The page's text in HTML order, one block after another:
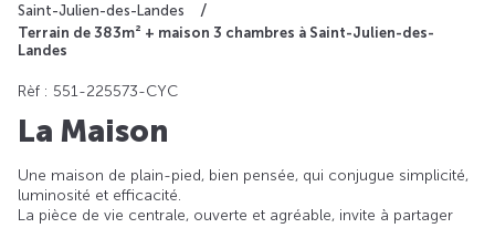
Saint-Julien-des-Landes
Terrain de 383m² + maison 3 chambres à Saint-Julien-des-
Landes
Rèf : 551-225573-CYC
La Maison
Une maison de plain-pied, bien pensée, qui conjugue simplicité,
luminosité et efficacité.
La pièce de vie centrale, ouverte et agréable, invite à partager